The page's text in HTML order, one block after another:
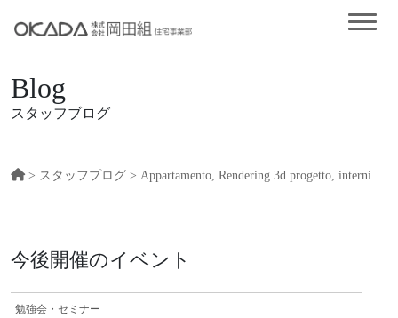
Blog
スタッフブログ
> スタッフプログ > Appartamento, Rendering 3d progetto, interni
今後開催のイベント
勉強会・セミナー